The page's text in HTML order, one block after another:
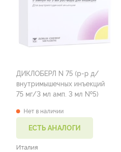
ДИКЛОБЕРЛ N 75 (р-р д/
внутримышечных инъекций
75 мг/3 мл амп. 3 мл №5)
Нет в наличии
ЕСТЬ АНАЛОГИ
Италия